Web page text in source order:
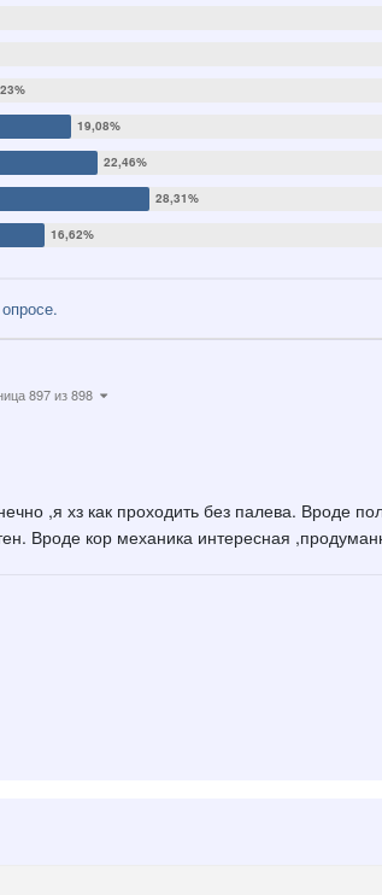
897 из 898
,я хз как проходить без палева. Вроде
Вроде кор механика интересная